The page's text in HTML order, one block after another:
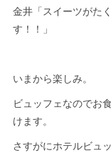
金井「スイーツがた
す！！」
いまから楽しみ。
ビュッフェなのでお
けます。
さすがにホテルビュ